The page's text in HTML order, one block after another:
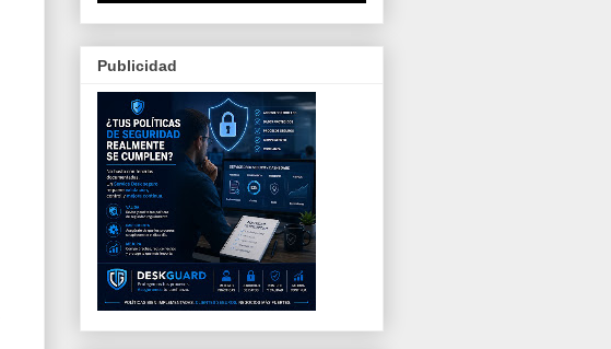
Publicidad